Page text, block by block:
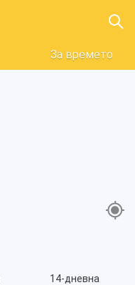
За времето
14-дневна